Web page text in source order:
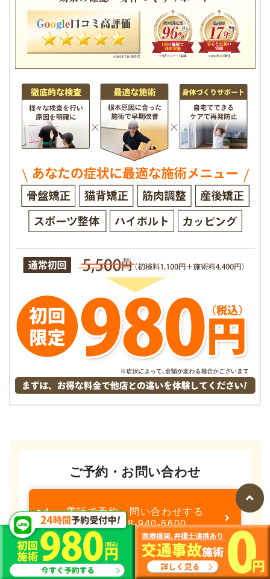
ご予約・お問い合わせ
電話で予約・問い合わせする
TEL：078-940-6600